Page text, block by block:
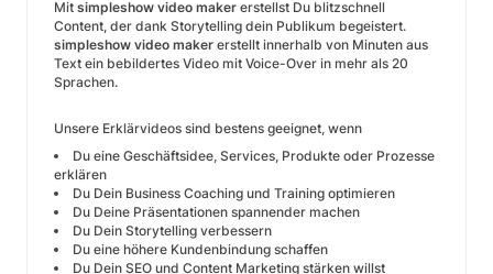
Mit simpleshow video maker erstellst Du blitzschnell
Content, der dank Storytelling dein Publikum begeistert.
simpleshow video maker erstellt innerhalb von Minuten aus
Text ein bebildertes Video mit Voice-Over in mehr als 20
Sprachen.
Unsere Erklärvideos sind bestens geeignet, wenn
Du eine Geschäftsidee, Services, Produkte oder Prozesse
erklären
Du Dein Business Coaching und Training optimieren
Du Deine Präsentationen spannender machen
Du Dein Storytelling verbessern
Du eine höhere Kundenbindung schaffen
Du Dein SEO und Content Marketing stärken willst